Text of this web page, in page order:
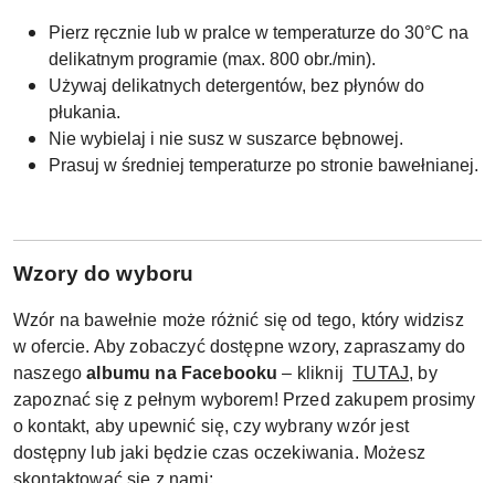
Pierz ręcznie lub w pralce w temperaturze do 30°C na
delikatnym programie (max. 800 obr./min).
Używaj delikatnych detergentów, bez płynów do
płukania.
Nie wybielaj i nie susz w suszarce bębnowej.
Prasuj w średniej temperaturze po stronie bawełnianej.
Wzory do wyboru
Wzór na bawełnie może różnić się od tego, który widzisz
w ofercie. Aby zobaczyć dostępne wzory, zapraszamy do
naszegoalbumu na Facebooku – kliknij TUTAJ, by
zapoznać się z pełnym wyborem! Przed zakupem prosimy
o kontakt, aby upewnić się, czy wybrany wzór jest
dostępny lub jaki będzie czas oczekiwania. Możesz